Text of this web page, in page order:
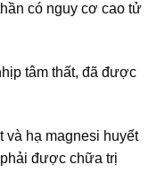
có nguy cơ cao tử
tâm thất, đã được
và hạ magnesi huyết
được chữa trị